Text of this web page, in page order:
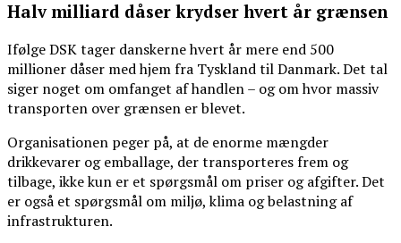
Halv milliard dåser krydser hvert år grænsen
Ifølge DSK tager danskerne hvert år mere end 500
millioner dåser med hjem fra Tyskland til Danmark. Det tal
siger noget om omfanget af handlen – og om hvor massiv
transporten over grænsen er blevet.
Organisationen peger på, at de enorme mængder
drikkevarer og emballage, der transporteres frem og
tilbage, ikke kun er et spørgsmål om priser og afgifter. Det
er også et spørgsmål om miljø, klima og belastning af
infrastrukturen.